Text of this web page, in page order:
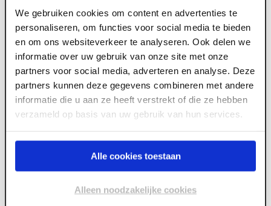
We gebruiken cookies om content en advertenties te
personaliseren, om functies voor social media te bieden
en om ons websiteverkeer te analyseren. Ook delen we
informatie over uw gebruik van onze site met onze
partners voor social media, adverteren en analyse. Deze
partners kunnen deze gegevens combineren met andere
informatie die u aan ze heeft verstrekt of die ze hebben
verzameld op basis van uw gebruik van hun services.
Alle cookies toestaan
Alleen noodzakelijke cookies
Lengte Voorraad Aantal Totaal
2400 mm 800+
2700 mm
680+
150+